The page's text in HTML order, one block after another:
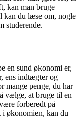
kan man bruge
kan du læse om, nogle
studerende.
en sund økonomi er,
ens indtægter og
mange penge, du har
vælge, at bruge til en
forberedt på
i økonomien, kan du